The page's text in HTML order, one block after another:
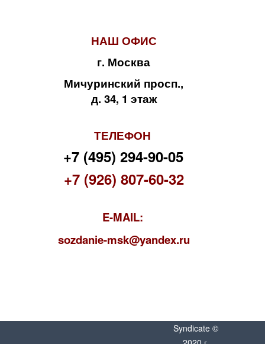
НАШ ОФИС
г. Москва
Мичуринский просп.,
д. 34, 1 этаж
ТЕЛЕФОН
+7 (495) 294-90-05
+7 (926) 807-60-32
E-MAIL:
sozdanie-msk@yandex.ru
Syndicate ©